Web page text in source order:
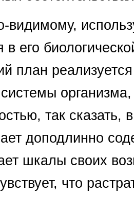
видимому,
его
план
так сказать,
доподлинно
шкалы своих
что